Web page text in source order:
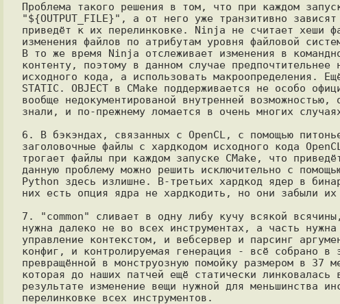
Проблема такого решения в том, что при каждом
"${OUTPUT_FILE}", а от него уже транзитивно
приведёт к их перелинковке. Ninja не считает хеши
изменения файлов по атрибутам уровня файловой
В то же время Ninja отслеживает изменения в
контенту, поэтому в данном случае предпочтительнее
исходного кода, а использовать макроопределения.
STATIC. OBJECT в CMake поддерживается не особо
вообще недокументированой внутренней
знали, и по-прежнему ломается в очень многих
6. В бэкэндах, связанных с OpenCL, с помощью
заголовочные файлы с хардкодом исходного кода
трогает файлы при каждом запуске CMake, что
данную проблему можно решить исключительно с
Python здесь излишне. В-третьих хардкод ядер в
них есть опция ядра не хардкодить, но они забыли их
7. "common" сливает в одну либу кучу всякой
нужна далеко не во всех инструментах, а часть
управление контекстом, и вебсервер и парсинг
конфиг, и контролируемая генерация - всё собрано в
превращённой в монструозную помойку размером в 37
которая до наших патчей ещё статически
результате изменение вещи нужной для меньшинства
перелинковке всех инструментов.